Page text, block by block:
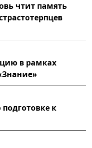
чтит память
в рамках
к